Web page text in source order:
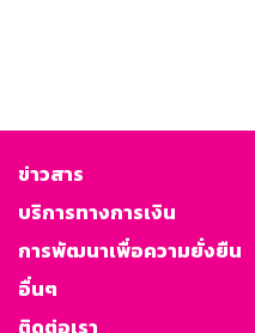
ข่าวสาร
บริการทางการเงิน
การพัฒนาเพื่อความยั่งยืน
อื่นๆ